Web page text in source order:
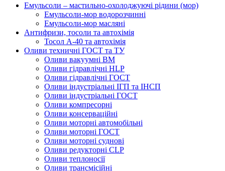
Емульсоли – мастильно-охолоджуючі рідини (мор)
Емульсоли-мор водорозчинні
Емульсоли-мор масляні
Антифризи, тосоли та автохімія
Тосол А-40 та автохімія
Оливи техничні ГОСТ та ТУ
Оливи вакуумні ВМ
Оливи гідравлічні HLP
Оливи гідравлічні ГОСТ
Оливи індустріальні ІГП та ІНСП
Оливи індустріальні ГОСТ
Оливи компресорні
Оливи консерваційні
Оливи моторні автомобільні
Оливи моторні ГОСТ
Оливи моторні суднові
Оливи редукторні CLP
Оливи теплоносії
Оливи трансмісійні